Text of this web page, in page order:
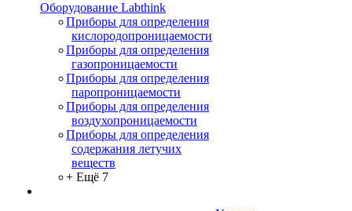
Оборудование Labthink
Приборы для определения
кислородопроницаемости
Приборы для определения
газопроницаемости
Приборы для определения
паропроницаемости
Приборы для определения
воздухопроницаемости
Приборы для определения
содержания летучих
веществ
+ Ещё 7